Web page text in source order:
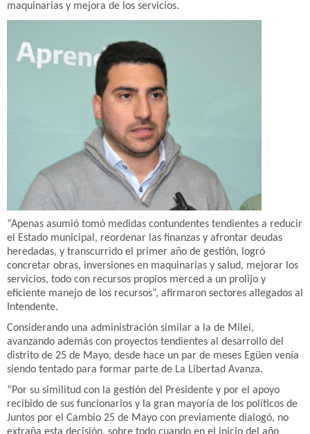
maquinarias y mejora de los servicios.
“Apenas asumió tomó medidas contundentes tendientes a reducir
el Estado municipal, reordenar las finanzas y afrontar deudas
heredadas, y transcurrido el primer año de gestión, logró
concretar obras, inversiones en maquinarias y salud, mejorar los
servicios, todo con recursos propios merced a un prolijo y
eficiente manejo de los recursos”, afirmaron sectores allegados al
Intendente.
Considerando una administración similar a la de Milei,
avanzando además con proyectos tendientes al desarrollo del
distrito de 25 de Mayo, desde hace un par de meses Egüen venía
siendo tentado para formar parte de La Libertad Avanza.
“Por su similitud con la gestión del Presidente y por el apoyo
recibido de sus funcionarios y la gran mayoría de los políticos de
Juntos por el Cambio 25 de Mayo con previamente dialogó, no